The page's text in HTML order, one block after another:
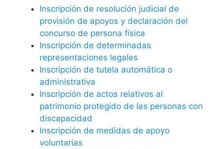
Inscripción de resolución judicial de
provisión de apoyos y declaración del
concurso de persona física
Inscripción de determinadas
representaciones legales
Inscripción de tutela automática o
administrativa
Inscripción de actos relativos al
patrimonio protegido de las personas con
discapacidad
Inscripción de medidas de apoyo
voluntarias